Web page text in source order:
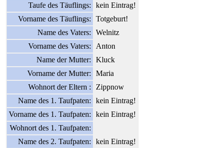
Taufe des Täuflings:
kein Eintrag!
Vorname des Täuflings:
Totgeburt!
Name des Vaters:
Welnitz
Vorname des Vaters:
Anton
Name der Mutter:
Kluck
Vorname der Mutter:
Maria
Wohnort der Eltern :
Zippnow
Name des 1. Taufpaten:
kein Eintrag!
Vorname des 1. Taufpaten:
kein Eintrag!
Wohnort des 1. Taufpaten:
Name des 2. Taufpaten:
kein Eintrag!